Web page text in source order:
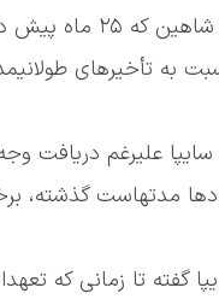
به تأخیرهای
مدتهاست گذشته،